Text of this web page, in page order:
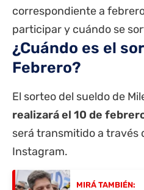
correspondiente a
participar y cuándo se
¿Cuándo es el
Febrero?
El sorteo del sueldo de
realizará el 10 de
será transmitido a través
Instagram.
MIRÁ TAMBIÉN: